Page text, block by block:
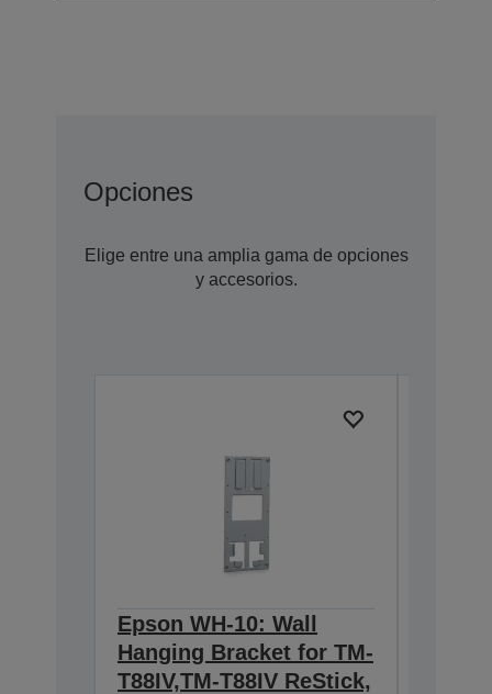
Opciones
Elige entre una amplia gama de opciones
y accesorios.
Epson WH-10: Wall
Hanging Bracket for TM-
T88IV,TM-T88IV ReStick,